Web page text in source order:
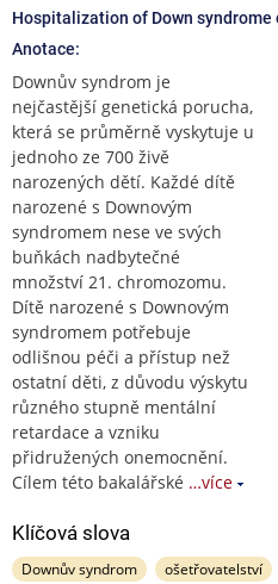
Hospitalization of Down syndrome
Anotace:
Downův syndrom je
nejčastější genetická porucha,
která se průměrně vyskytuje u
jednoho ze 700 živě
narozených dětí. Každé dítě
narozené s Downovým
syndromem nese ve svých
buňkách nadbytečné
množství 21. chromozomu.
Dítě narozené s Downovým
syndromem potřebuje
odlišnou péči a přístup než
ostatní děti, z důvodu výskytu
různého stupně mentální
retardace a vzniku
přidružených onemocnění.
Cílem této bakalářské …více
Klíčová slova
Downův syndrom ošetřovatelství